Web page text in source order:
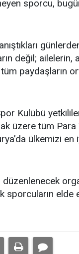
sporcu,
değil;
paydaşların
Kulübü
üzere tüm Para
ülkemizi
sporcuların elde